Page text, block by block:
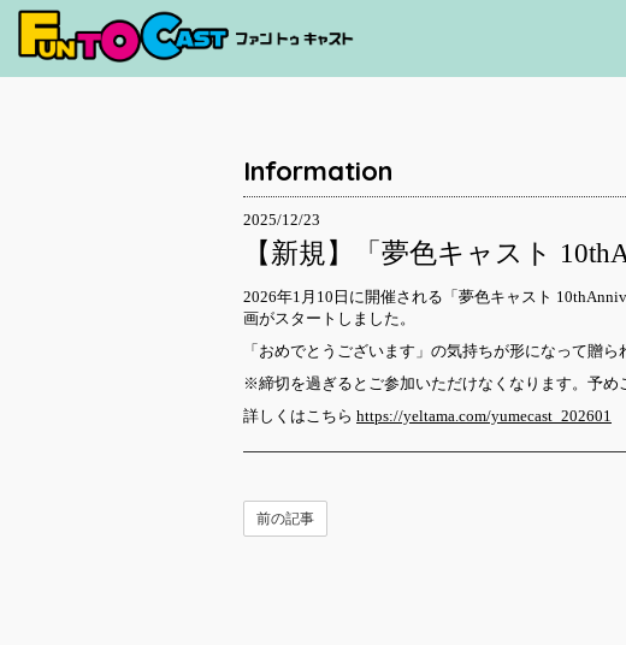
Information
2025/12/23
【新規】「夢色キャスト
2026年1月10日に開催される「夢色キャスト
画がスタートしました。
「おめでとうございます」の気持ちが形になって贈
※締切を過ぎるとご参加いただけなくなります。予め
詳しくはこちら https://yeltama.com/yumecast_202601
前の記事